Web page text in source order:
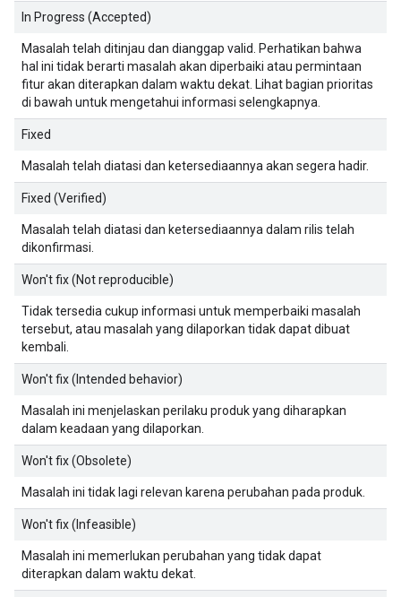
In Progress (Accepted)
Masalah telah ditinjau dan dianggap valid. Perhatikan bahwa
hal ini tidak berarti masalah akan diperbaiki atau permintaan
fitur akan diterapkan dalam waktu dekat. Lihat bagian prioritas
di bawah untuk mengetahui informasi selengkapnya.
Fixed
Masalah telah diatasi dan ketersediaannya akan segera hadir.
Fixed (Verified)
Masalah telah diatasi dan ketersediaannya dalam rilis telah
dikonfirmasi.
Won't fix (Not reproducible)
Tidak tersedia cukup informasi untuk memperbaiki masalah
tersebut, atau masalah yang dilaporkan tidak dapat dibuat
kembali.
Won't fix (Intended behavior)
Masalah ini menjelaskan perilaku produk yang diharapkan
dalam keadaan yang dilaporkan.
Won't fix (Obsolete)
Masalah ini tidak lagi relevan karena perubahan pada produk.
Won't fix (Infeasible)
Masalah ini memerlukan perubahan yang tidak dapat
diterapkan dalam waktu dekat.